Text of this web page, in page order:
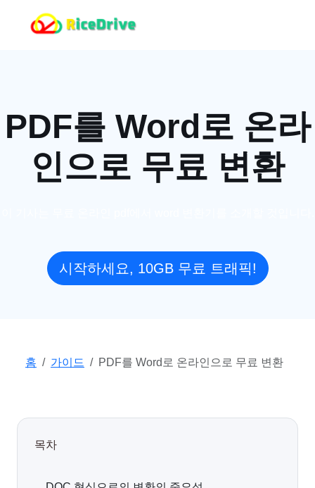
PDF를 Word로 온라
인으로 무료 변환
시작하세요, 10GB 무료 트래픽!
홈 가이드 PDF를 Word로 온라인으로 무료 변환
목차